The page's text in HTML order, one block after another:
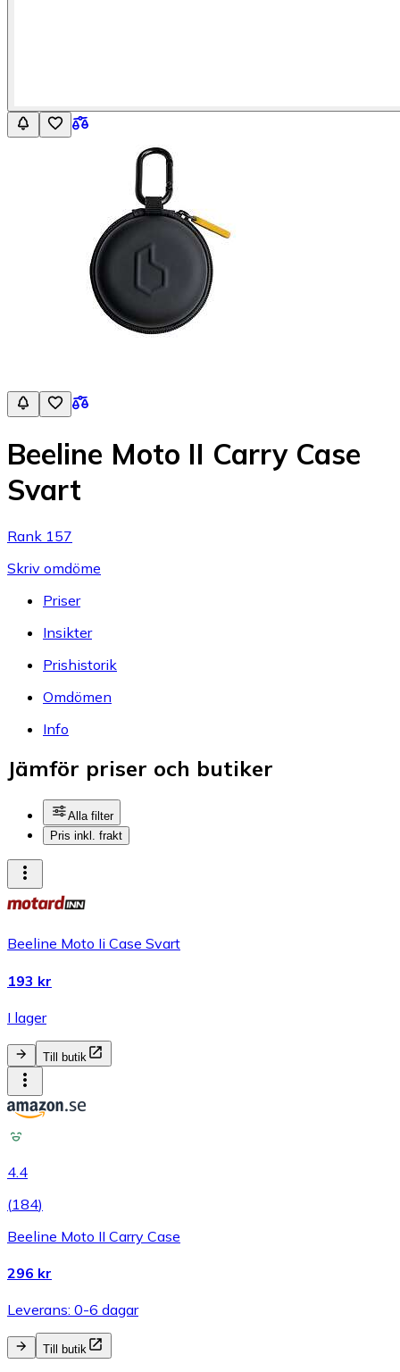
Beeline Moto II Carry Case
Svart
Rank 157
Skriv omdöme
Priser
Insikter
Prishistorik
Omdömen
Info
Jämför priser och butiker
Alla filter
Pris inkl. frakt
Beeline Moto Ii Case Svart
193 kr
I lager
Till butik
4.4
(184)
Beeline Moto II Carry Case
296 kr
Leverans: 0-6 dagar
Till butik